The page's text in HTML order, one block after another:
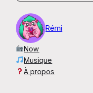
Rémi
Now
Musique
À propos